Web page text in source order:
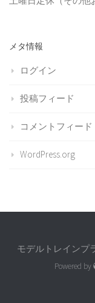
メタ情報
ログイン
投稿フィード
コメントフィード
WordPress.org
モデルトレインプ
Powered by